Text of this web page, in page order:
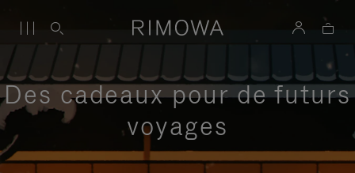
Des cadeaux pour de futurs
voyages